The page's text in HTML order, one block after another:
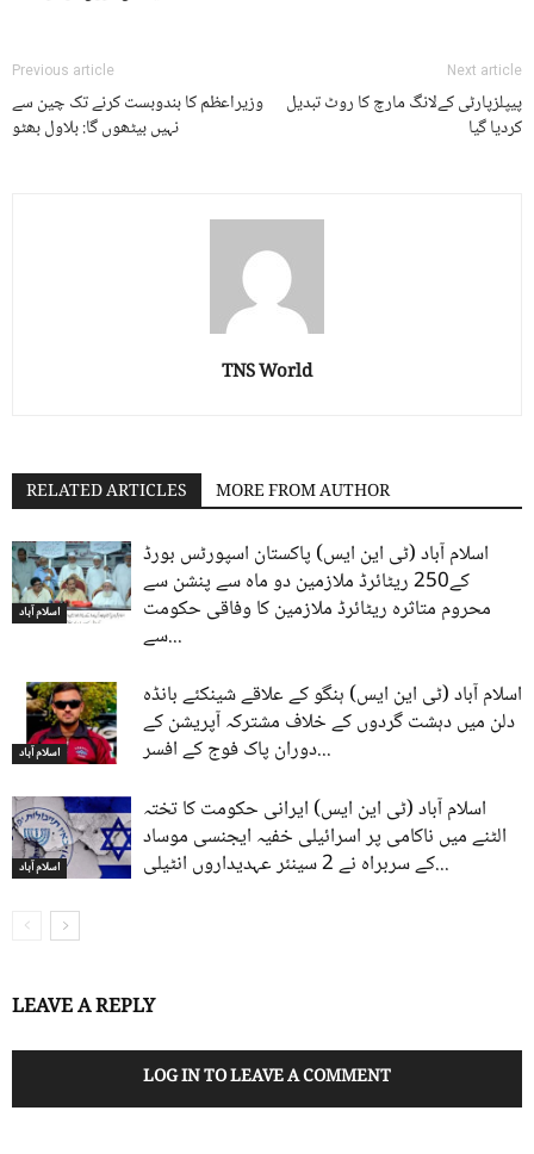
Previous article
وزیراعظم کا بندوبست کرنے تک چین سے
نہیں بیٹھوں گا: بلاول بھٹو
Next article
پیپلزپارٹی کےلانگ مارچ کا روٹ تبدیل
کردیا گیا
TNS World
RELATED ARTICLES MORE FROM AUTHOR
اسلام آباد
اسلام آباد (ٹی این ایس) پاکستان اسپورٹس بورڈ
کے250 ریٹائرڈ ملازمین دو ماہ سے پنشن سے
محروم متاثرہ ریٹائرڈ ملازمین کا وفاقی حکومت
سے...
اسلام آباد
اسلام آباد (ٹی این ایس) ہنگو کے علاقے شینکئے بانڈہ
دلن میں دہشت گردوں کے خلاف مشترکہ آپریشن کے
دوران پاک فوج کے افسر...
اسلام آباد
اسلام آباد (ٹی این ایس) ایرانی حکومت کا تختہ
الٹنے میں ناکامی پر اسرائیلی خفیہ ایجنسی موساد
کے سربراہ نے 2 سینئر عہدیداروں انٹیلی...
LEAVE A REPLY
LOG IN TO LEAVE A COMMENT